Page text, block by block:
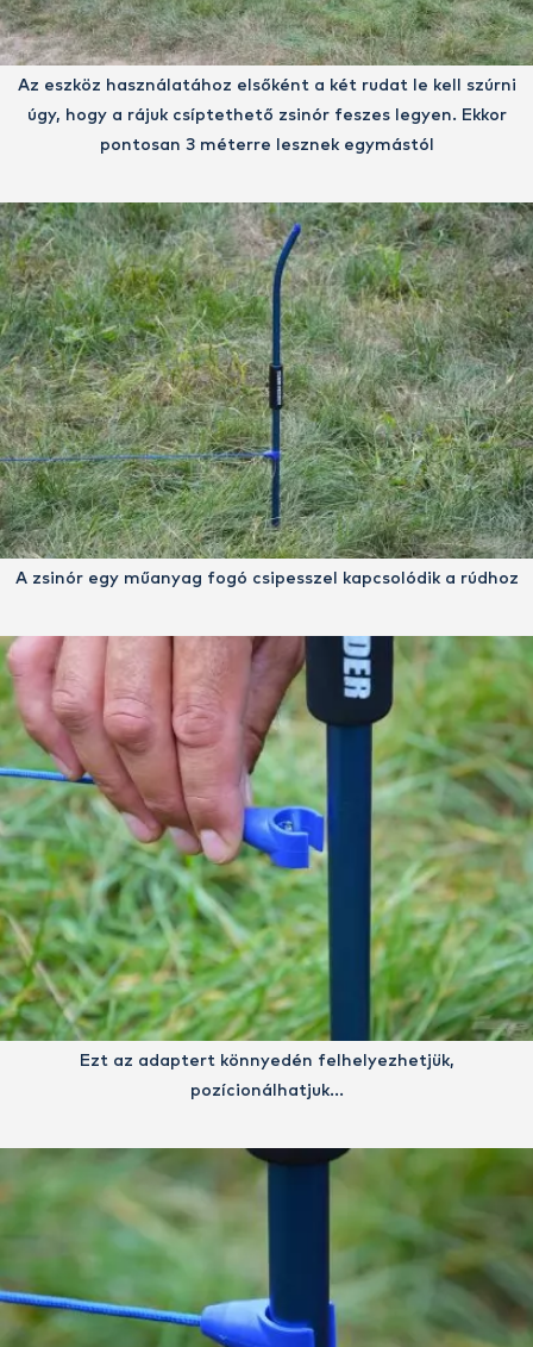
Az eszköz használatához elsőként a két rudat le kell szúrni
úgy, hogy a rájuk csíptethető zsinór feszes legyen. Ekkor
pontosan 3 méterre lesznek egymástól
A zsinór egy műanyag fogó csipesszel kapcsolódik a rúdhoz
Ezt az adaptert könnyedén felhelyezhetjük,
pozícionálhatjuk…